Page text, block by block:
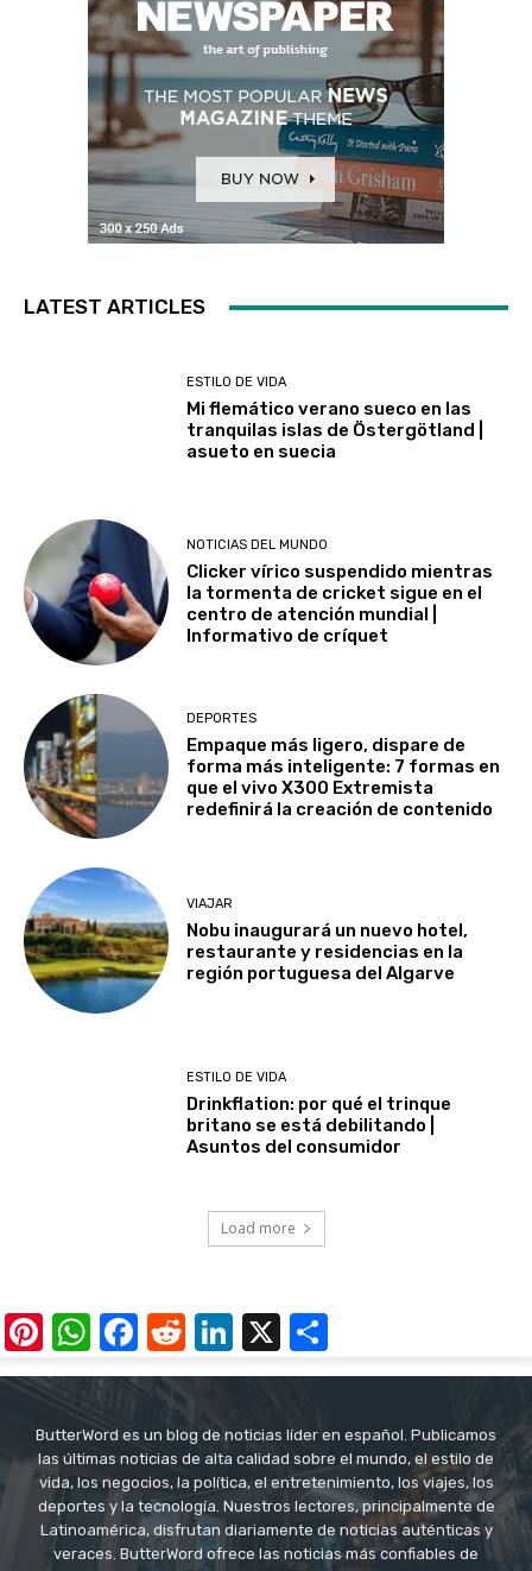
LATEST ARTICLES
ESTILO DE VIDA
Mi flemático verano sueco en las
tranquilas islas de Östergötland |
asueto en suecia
NOTICIAS DEL MUNDO
Clicker vírico suspendido mientras
la tormenta de cricket sigue en el
centro de atención mundial |
Informativo de críquet
DEPORTES
Empaque más ligero, dispare de
forma más inteligente: 7 formas en
que el vivo X300 Extremista
redefinirá la creación de contenido
VIAJAR
Nobu inaugurará un nuevo hotel,
restaurante y residencias en la
región portuguesa del Algarve
ESTILO DE VIDA
Drinkflation: por qué el trinque
britano se está debilitando |
Asuntos del consumidor
Load more
Pinterest
WhatsApp
Facebook
RedditLinkedIn
X
ButterWord es un blog de noticias líder en español. Publicamos
las últimas noticias de alta calidad sobre el mundo, el estilo de
vida, los negocios, la política, el entretenimiento, los viajes, los
deportes y la tecnología. Nuestros lectores, principalmente de
Latinoamérica, disfrutan diariamente de noticias auténticas y
veraces. ButterWord ofrece las noticias más confiables de